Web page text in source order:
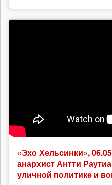
«Эхо Хельсинки»,
анархист Антти
уличной политике и